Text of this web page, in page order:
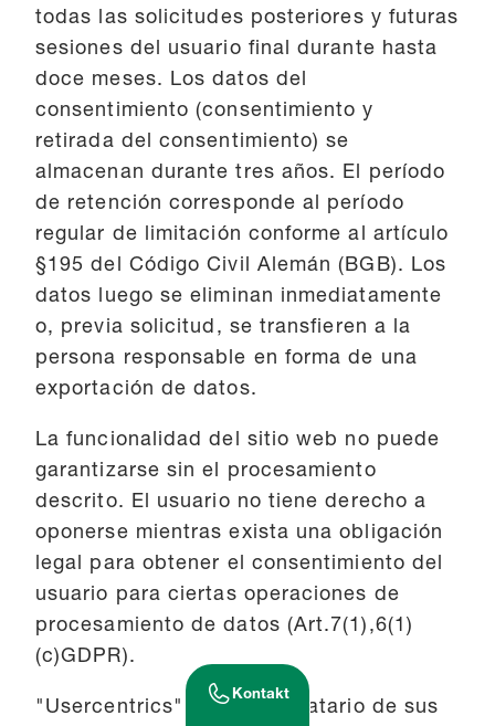
Kontakt
todas las solicitudes posteriores y futuras
sesiones del usuario final durante hasta
doce meses. Los datos del
consentimiento (consentimiento y
retirada del consentimiento) se
almacenan durante tres años. El período
de retención corresponde al período
regular de limitación conforme al artículo
§195 del Código Civil Alemán (BGB). Los
datos luego se eliminan inmediatamente
o, previa solicitud, se transfieren a la
persona responsable en forma de una
exportación de datos.
La funcionalidad del sitio web no puede
garantizarse sin el procesamiento
descrito. El usuario no tiene derecho a
oponerse mientras exista una obligación
legal para obtener el consentimiento del
usuario para ciertas operaciones de
procesamiento de datos (Art.7(1),6(1)
(c)GDPR).
"Usercentrics" es el destinatario de sus